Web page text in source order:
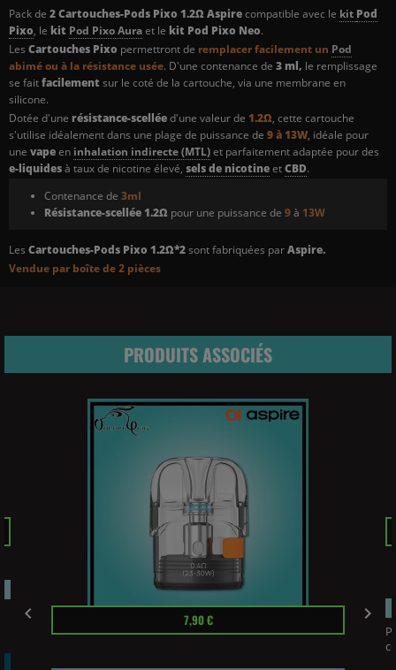
Pack de 2 Cartouches-Pods Pixo 1.2Ω Aspirecompatible avec le kit Pod
Pixo, le kit Pod Pixo Auraet le kit Pod Pixo Neo.
Les Cartouches Pixo permettront de remplacer facilement un Pod
abimé ou à la résistance usée. D'une contenance de 3 ml, le remplissage
se faitfacilement sur le coté de la cartouche, via une membrane en
silicone.
Dotée d'une résistance-scelléed'une valeur de 1.2Ω, cette cartouche
s'utilise idéalement dans une plage de puissance de 9 à 13W, idéale pour
une vapeen inhalation indirecte (MTL)et parfaitement adaptée pour des
e-liquidesà taux de nicotine élevé, sels de nicotineetCBD.
Contenance de 3ml
Résistance-scellée 1.2Ω pour une puissance de 9à 13W
Les Cartouches-Pods Pixo 1.2Ω*2sont fabriquées parAspire.
Vendue par boîte de 2 pièces
PRODUITS ASSOCIÉS
 Prix 7,90 € 